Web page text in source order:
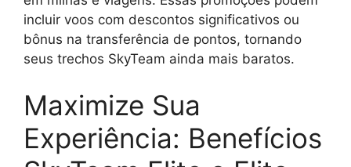
incluir voos com descontos significativos ou
bônus na transferência de pontos, tornando
seus trechos SkyTeam ainda mais baratos.
Maximize Sua
Experiência: Benefícios